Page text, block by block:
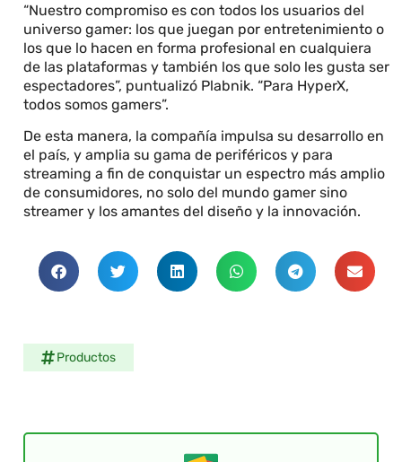
“Nuestro compromiso es con todos los usuarios del
universo gamer: los que juegan por entretenimiento o
los que lo hacen en forma profesional en cualquiera
de las plataformas y también los que solo les gusta ser
espectadores”, puntualizó Plabnik. “Para HyperX,
todos somos gamers”.
De esta manera, la compañía impulsa su desarrollo en
el país, y amplia su gama de periféricos y para
streaming a fin de conquistar un espectro más amplio
de consumidores, no solo del mundo gamer sino
streamer y los amantes del diseño y la innovación.
Productos